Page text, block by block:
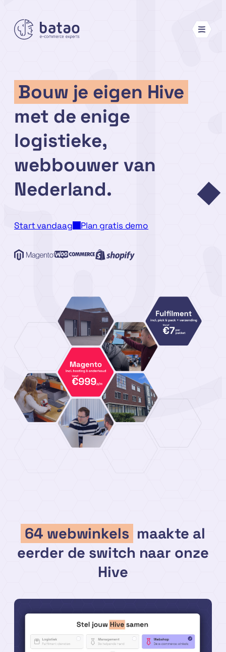
naar
Bouw je eigen Hive
met de enige
logistieke,
webbouwer van
Nederland.
Start vandaag Plan gratis demo
64 webwinkels maakte al
eerder de switch naar onze
Hive